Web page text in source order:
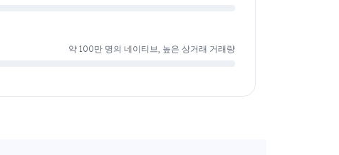
약 100만 명의 네이티브, 높은 상거래 거래량